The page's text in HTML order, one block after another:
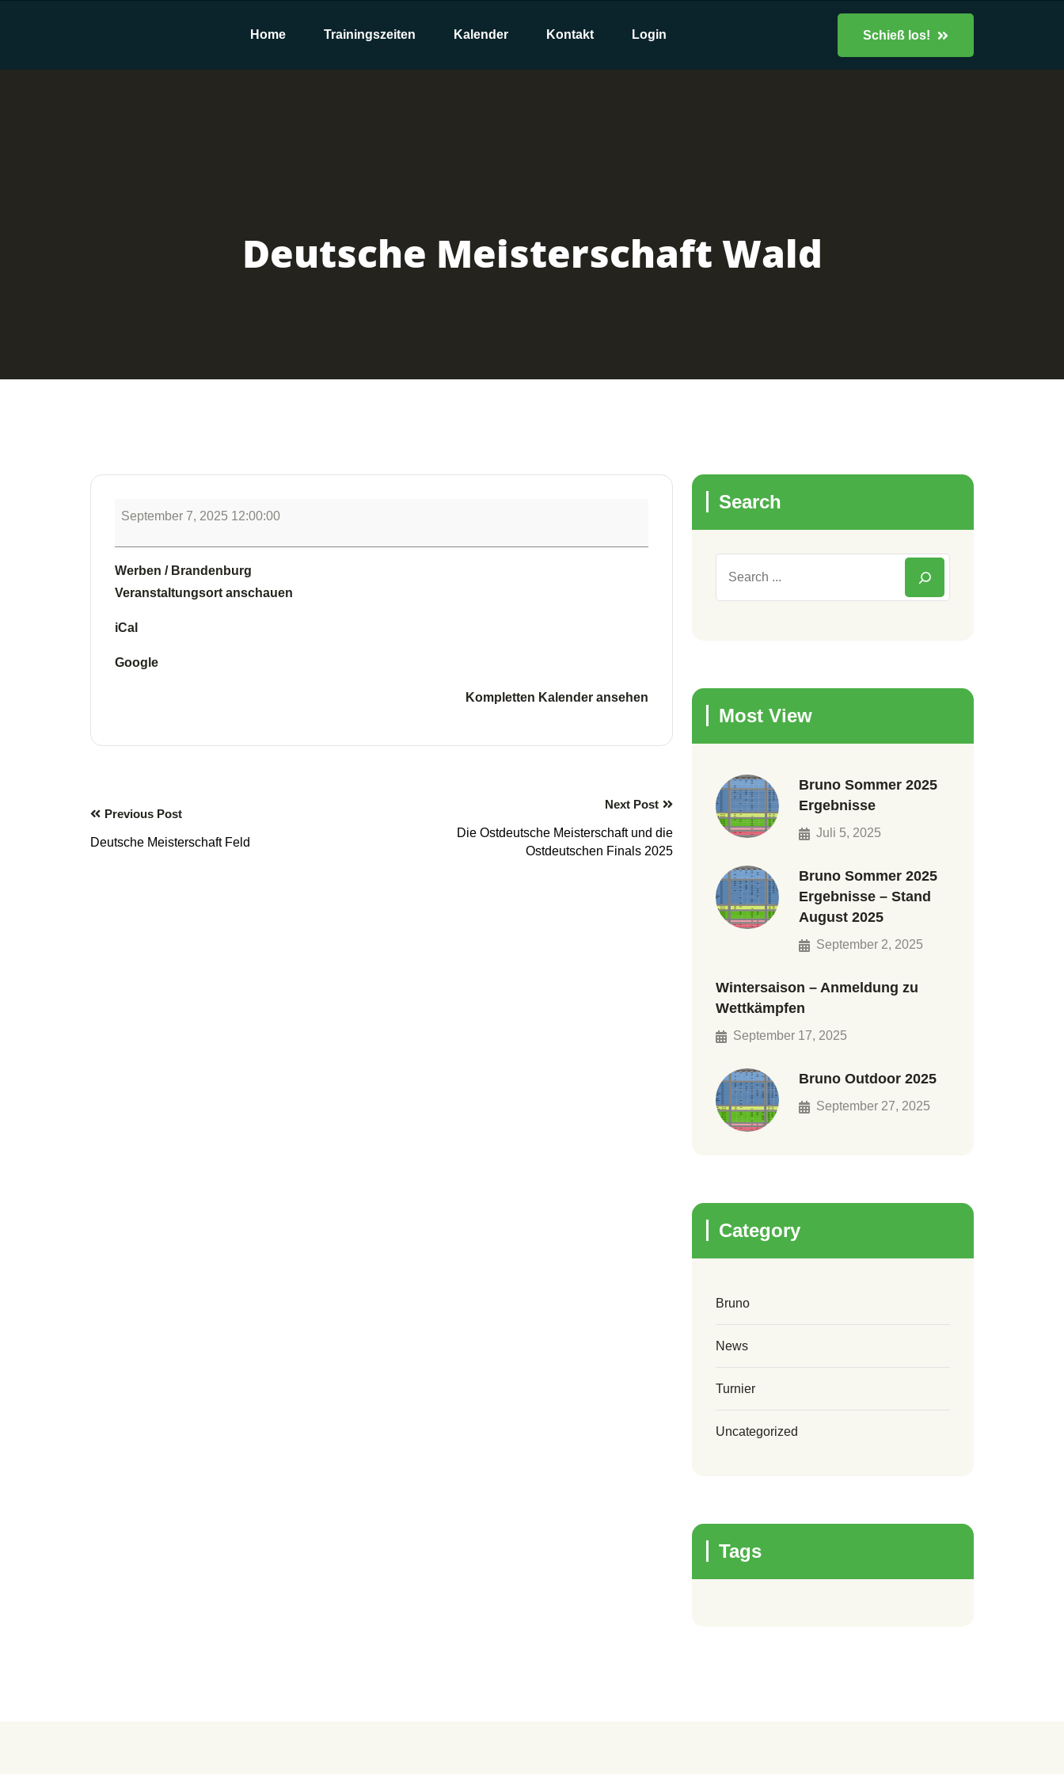
Home Trainingszeiten Kalender Kontakt Login Schieß los!
Deutsche Meisterschaft Wald
September 7, 2025 12:00:00
Werben / Brandenburg
Veranstaltungsort anschauen
iCal
Google
Kompletten Kalender ansehen
Previous Post
Deutsche Meisterschaft Feld
Next Post
Die Ostdeutsche Meisterschaft und die
Ostdeutschen Finals 2025
Search
Most View
Bruno Sommer 2025
Ergebnisse
Juli 5, 2025
Bruno Sommer 2025
Ergebnisse – Stand
August 2025
September 2, 2025
Wintersaison – Anmeldung zu
Wettkämpfen
September 17, 2025
Bruno Outdoor 2025
September 27, 2025
Category
Bruno
News
Turnier
Uncategorized
Tags